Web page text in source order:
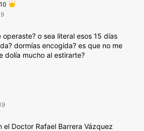
o sea literal esos 15 días
dormías encogida? es que no me
dolía mucho al estirarte?
el Doctor Rafael Barrera Vázquez